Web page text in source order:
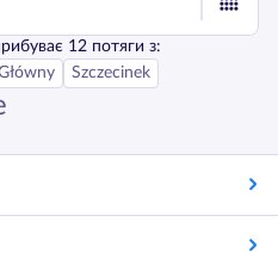
12 потяги з:
Szczecinek